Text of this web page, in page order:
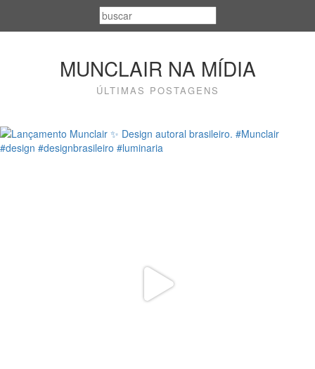
MUNCLAIR NA MÍDIA
ÚLTIMAS POSTAGENS